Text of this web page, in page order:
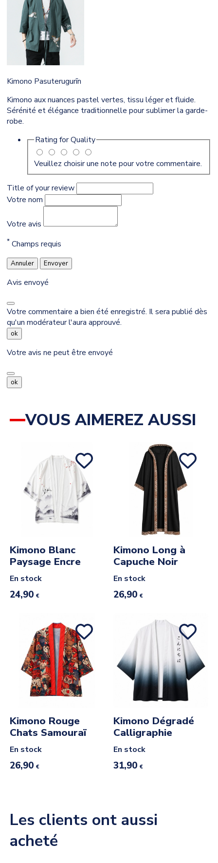
Kimono Pasuterugurīn
Kimono aux nuances pastel vertes, tissu léger et fluide.
Sérénité et élégance traditionnelle pour sublimer la garde-
robe.
Rating forQuality
Veuillez choisir une note pour votre commentaire.
Title of your review
Votre nom
Votre avis
* Champs requis
Annuler Envoyer
Avis envoyé
Votre commentaire a bien été enregistré. Il sera publié dès
qu'un modérateur l'aura approuvé.
ok
Votre avis ne peut être envoyé
ok
VOUS AIMEREZ AUSSI
Kimono Blanc
Paysage Encre
En stock
24,90 €
Kimono Long à
Capuche Noir
En stock
26,90 €
Kimono Rouge
Chats Samouraï
En stock
26,90 €
Kimono Dégradé
Calligraphie
En stock
31,90 €
Les clients ont aussi
acheté